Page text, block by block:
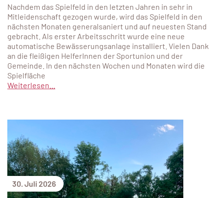
Nachdem das Spielfeld in den letzten Jahren in sehr in
Mitleidenschaft gezogen wurde, wird das Spielfeld in den
nächsten Monaten generalsaniert und auf neuesten Stand
gebracht. Als erster Arbeitsschritt wurde eine neue
automatische Bewässerungsanlage installiert. Vielen Dank
an die fleißigen HelferInnen der Sportunion und der
Gemeinde. In den nächsten Wochen und Monaten wird die
Spielfläche
Weiterlesen...
30. Juli 2026